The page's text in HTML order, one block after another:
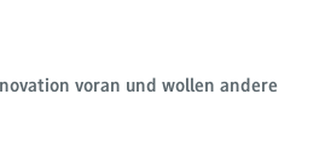
voran und wollen andere